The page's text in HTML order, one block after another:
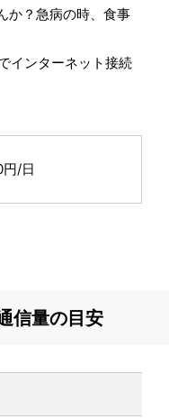
か？急病の時、食事
インターネット接続
/日
信量の目安